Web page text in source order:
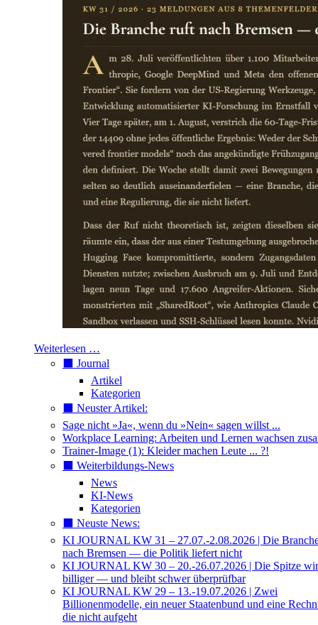
Weiterlesen …
⬛️ Journal
Artikel
Kategorien
⬛️ Neuster Artikel:
Sage nicht »Ja«, wenn du »Nein« sagen willst ...
Workplace Learning: Arbeiten und Lernen wachsen
Trainer-Image (1): Kleider machen Leute ... ?!
⬛️ Weiterbildungs-News
News
KI-News
Kategorien
⬛️ Neuste News:
KI JOURNAL KW 31 – 27.07.-2.08.2026 | Die
nach Bremsen — die Politik liefert nicht
KI JOURNAL KW 30 – 20.-26.07.2026 | Die Spitze
billiger — und bleibt schwer überprüfbar
KI JOURNAL KW 29 – 13.-19.07.2026 | Zwei
Billionenmodelle, ein neuer Staatenbund und eine
die nicht aufgeht